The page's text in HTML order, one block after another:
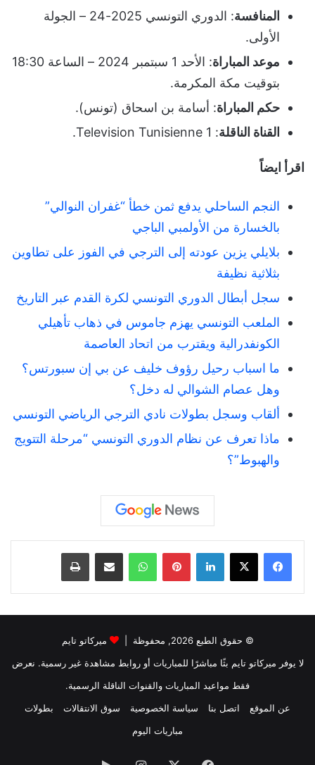
المنافسة
: الدوري التونسي 2025-24 – الجولة
الأولى.
موعد المباراة
: الأحد 1 سبتمبر 2024 – الساعة 18:30
بتوقيت مكة المكرمة.
حكم المباراة: أسامة بن اسحاق (تونس).
القناة الناقلة: Television Tunisienne 1.
اقرأ ايضاً
النجم الساحلي يدفع ثمن خطأ “غفران النوالي”
بالخسارة من الأولمبي الباجي
بلايلي يزين عودته إلى الترجي في الفوز على تطاوين
بثلاثية نظيفة
سجل أبطال الدوري التونسي لكرة القدم عبر التاريخ
الملعب التونسي يهزم جاموس في ذهاب تأهيلي
الكونفدرالية ويقترب من اتحاد العاصمة
ما اسباب رحيل رؤوف خليف عن بي إن سبورتس؟
وهل عصام الشوالي له دخل؟
ألقاب وسجل بطولات نادي الترجي الرياضي التونسي
ماذا تعرف عن نظام الدوري التونسي “مرحلة التتويج
والهبوط”؟
لينكدإن بينتيريست واتساب
© حقوق الطبع 2026, محفوظة |
ميركاتو تايم
لا يوفر ميركاتو تايم بثًا مباشرًا للمباريات أو روابط مشاهدة غير رسمية. نعرض
فقط مواعيد المباريات والقنوات الناقلة الرسمية.
عن الموقع
اتصل بنا سياسة الخصوصية سوق الانتقالات
بطولات
مباريات اليوم